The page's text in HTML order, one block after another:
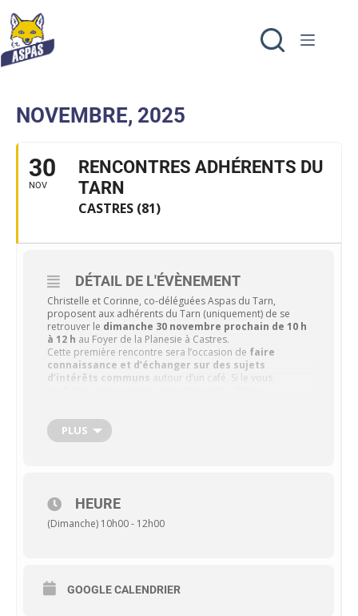
NOVEMBRE, 2025
30
NOV
RENCONTRES ADHÉRENTS DU
TARN
CASTRES (81)
DÉTAIL DE L'ÉVÈNEMENT
Christelle et Corinne, co-déléguées Aspas du Tarn,
proposent aux adhérents du Tarn (uniquement) de se
retrouver le dimanche 30 novembre prochain de 10 h
à 12 h au Foyer de la Planesie à Castres.
Cette première rencontre sera l’occasion de faire
connaissance et d’échanger sur des sujets
d’intérêts communs autour d’un café. Si le vous
Pour cette première rencontre il n’est pas utile de
s’inscrire, ni de confirmer. Nous serons présentes pour
vous accueillir !
PLUS
HEURE
(Dimanche) 10h00 - 12h00
GOOGLE CALENDRIER